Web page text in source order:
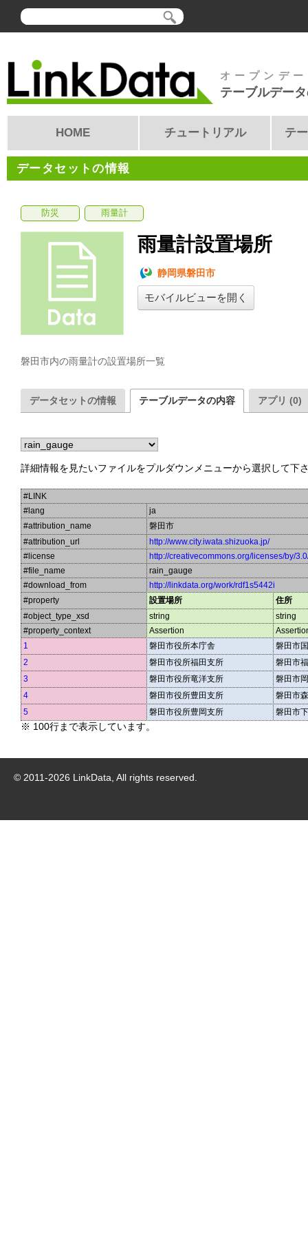
オープンデ
テーブルデー
HOME チュートリアル テ
データセットの情報
防災 雨量計
雨量計設置場所
静岡県磐田市
モバイルビューを開く
磐田市内の雨量計の設置場所一覧
データセットの情報 テーブルデータの内容 アプリ (0)
詳細情報を見たいファイルをプルダウンメニューから選択して下
#LINK
#lang
ja
#attribution_name
磐田市
#attribution_url
http://www.city.iwata.shizuoka.jp/
#license
http://creativecommons.org/licenses/by/
#file_name
rain_gauge
#download_from
http://linkdata.org/work/rdf1s5442i
#property
設置場所
住所
#object_type_xsd
string
string
#property_context
Assertion
1
磐田市役所本庁舎
磐田市
2
磐田市役所福田支所
磐田市
3
磐田市役所竜洋支所
磐田市
4
磐田市役所豊田支所
磐田市
5
磐田市役所豊岡支所 磐田市
※ 100行まで表示しています。
© 2011-2026 LinkData, All rights reserved.